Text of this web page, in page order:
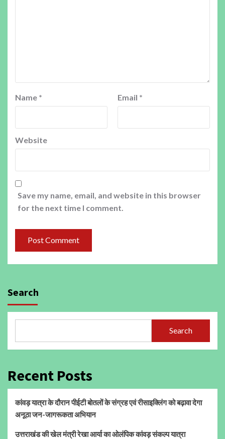
Name * Email *
Website
Save my name, email, and website in this browser
for the next time I comment.
Search
Search
Recent Posts
कांवड़ यात्रा के दौरान पीईटी बोतलों के संग्रह एवं रीसाइक्लिंग को बढ़ावा देगा
अनूठा जन-जागरूकता अभियान
उत्तराखंड की खेल मंत्री रेखा आर्या का ओलंपिक कांवड़ संकल्प यात्रा